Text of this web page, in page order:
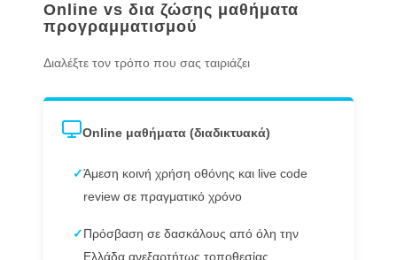
Online vs δια ζώσης μαθήματα
προγραμματισμού
Διαλέξτε τον τρόπο που σας ταιριάζει
Online μαθήματα (διαδικτυακά)
✓Άμεση κοινή χρήση οθόνης και live code
review σε πραγματικό χρόνο
✓ Πρόσβαση σε δασκάλους από όλη την
Ελλάδα ανεξαρτήτως τοποθεσίας